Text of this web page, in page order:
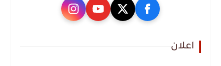
اعلان